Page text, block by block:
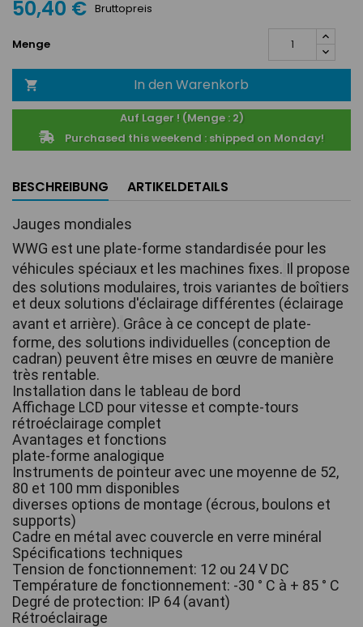
50,40 € Bruttopreis
Menge
 In den Warenkorb
Auf Lager ! (Menge : 2)
Purchased this weekend : shipped on Monday!
BESCHREIBUNG ARTIKELDETAILS
Jauges mondiales
WWG est une plate-forme standardisée pour les
véhicules spéciaux et les machines fixes. Il propose
des solutions modulaires, trois variantes de boîtiers
et deux solutions d'éclairage différentes (éclairage
avant et arrière). Grâce à ce concept de plate-
forme, des solutions individuelles (conception de
cadran) peuvent être mises en œuvre de manière
très rentable.
Installation dans le tableau de bord
Affichage LCD pour vitesse et compte-tours
rétroéclairage complet
Avantages et fonctions
plate-forme analogique
Instruments de pointeur avec une moyenne de 52,
80 et 100 mm disponibles
diverses options de montage (écrous, boulons et
supports)
Cadre en métal avec couvercle en verre minéral
Spécifications techniques
Tension de fonctionnement: 12 ou 24 V DC
Température de fonctionnement: -30 ° C à + 85 ° C
Degré de protection: IP 64 (avant)
Rétroéclairage